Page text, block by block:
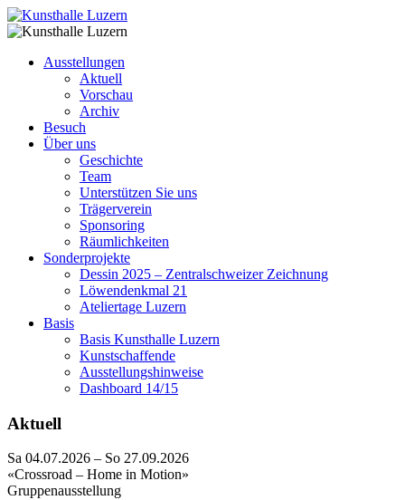
Ausstellungen
Aktuell
Vorschau
Archiv
Besuch
Über uns
Geschichte
Team
Unterstützen Sie uns
Trägerverein
Sponsoring
Räumlichkeiten
Sonderprojekte
Dessin 2025 – Zentralschweizer Zeichnung
Löwendenkmal 21
Ateliertage Luzern
Basis
Basis Kunsthalle Luzern
Kunstschaffende
Ausstellungshinweise
Dashboard 14/15
Aktuell
Sa 04.07.2026 – So 27.09.2026
«Crossroad – Home in Motion»
Gruppenausstellung